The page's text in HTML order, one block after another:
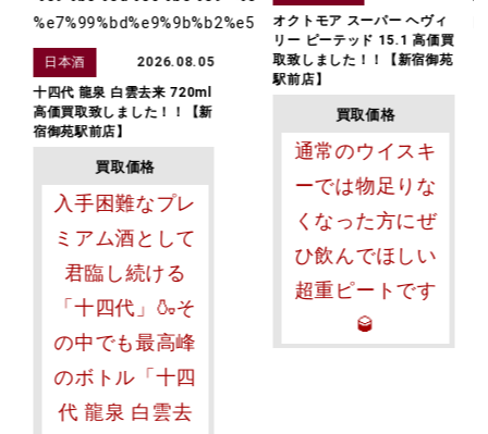
日本酒
2026.08.05
十四代 龍泉​ 白雲去来 720ml
高価買取致しました！！【新
宿御苑駅前店】
買取価格
入手困難なプレ
ミアム酒として
君臨し続ける
「十四代」🍶そ
の中でも最高峰
のボトル「十四
代 龍泉 白雲去
オクトモア スーパー ヘヴィ
リー ピーテッド 15.1 高価買
取致しました！！【新宿御苑
駅前店】
買取価格
通常のウイスキ
ーでは物足りな
くなった方にぜ
ひ飲んでほしい
超重ピートです
🥃